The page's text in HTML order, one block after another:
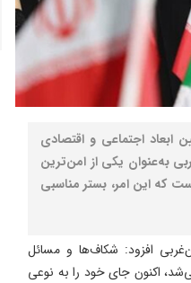
ابعاد اجتماعی و اقتصادی
به‌عنوان یکی از امن‌ترین
که این امر، بستر مناسبی
افزود: شکاف‌ها و مسائل
اکنون جای خود را به نوعی